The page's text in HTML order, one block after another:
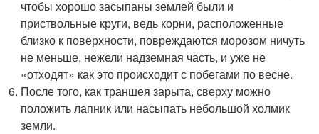
чтобы хорошо засыпаны землей были и
приствольные круги, ведь корни, расположенные
близко к поверхности, повреждаются морозом ничуть
не меньше, нежели надземная часть, и уже не
«отходят» как это происходит с побегами по весне.
После того, как траншея зарыта, сверху можно
положить лапник или насыпать небольшой холмик
земли.